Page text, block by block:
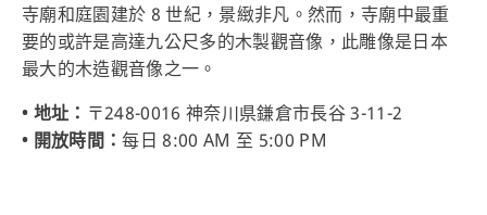
寺廟和庭園建於 8 世紀，景緻非凡。然而，寺廟中最重
要的或許是高達九公尺多的木製觀音像，此雕像是日本
最大的木造觀音像之一。
• 地址： 〒248-0016 神奈川県鎌倉市長谷 3-11-2
• 開放時間：每日 8:00 AM 至 5:00 PM